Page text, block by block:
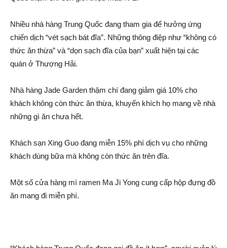
Nhiều nhà hàng Trung Quốc đang tham gia để hưởng ứng
chiến dịc‌h “vét sạch bát đĩa”. Những thông điệp như “không có
thức ăn thừa” và “dọn sạch đĩa của bạn” xuấ‌t hiện tại các
quán ở Thượng Hải.
Nhà hàng Jade Garden thậm chí đang giảm giá 10% cho
khách không còn thức ăn thừa, khuyến khích họ mang về nhà
những gì ăn chưa hết.
Khách sạn Xing Guo đang miễn 15% phí dịc‌h vụ cho những
khách dùng bữa mà không còn thức ăn trên đĩa.
Một số cửa hàng mì ramen Ma Ji Yong cung cấp hộp đựng đồ
ăn mang đi miễn phí.